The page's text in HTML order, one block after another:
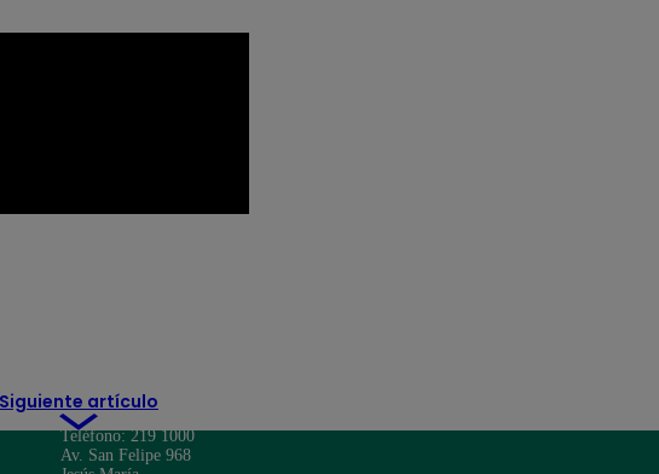
Siguiente artículo
Teléfono: 219 1000
Av. San Felipe 968